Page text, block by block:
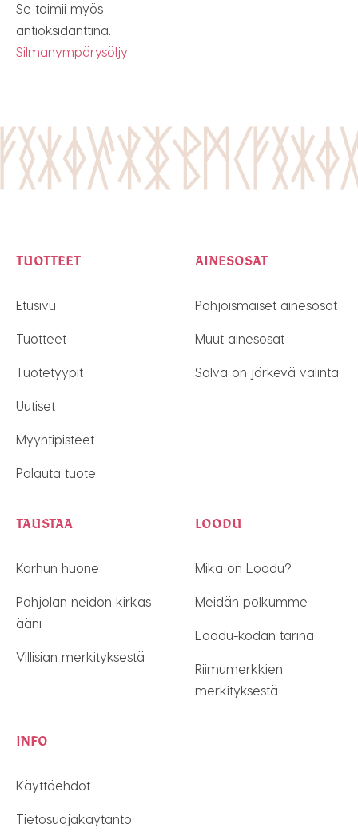
Se toimii myös
antioksidanttina.
Silmanympärysöljy
TUOTTEET
Etusivu
Tuotteet
Tuotetyypit
Uutiset
Myyntipisteet
Palauta tuote
AINESOSAT
Pohjoismaiset ainesosat
Muut ainesosat
Salva on järkevä valinta
TAUSTAA
Karhun huone
Pohjolan neidon kirkas
ääni
Villisian merkityksestä
LOODU
Mikä on Loodu?
Meidän polkumme
Loodu-kodan tarina
Riimumerkkien
merkityksestä
INFO
Käyttöehdot
Tietosuojakäytäntö